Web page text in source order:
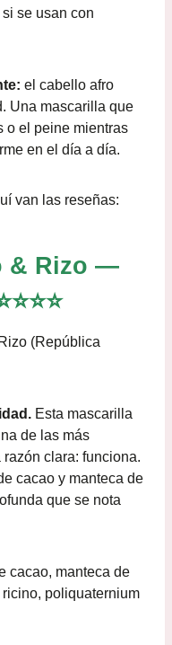
se usan con
el cabello afro
Una mascarilla que
o el peine mientras
en el día a día.
van las reseñas:
& Rizo —
(República
Esta mascarilla
de las más
clara: funciona.
cacao y manteca de
que se nota
cacao, manteca de
poliquaternium